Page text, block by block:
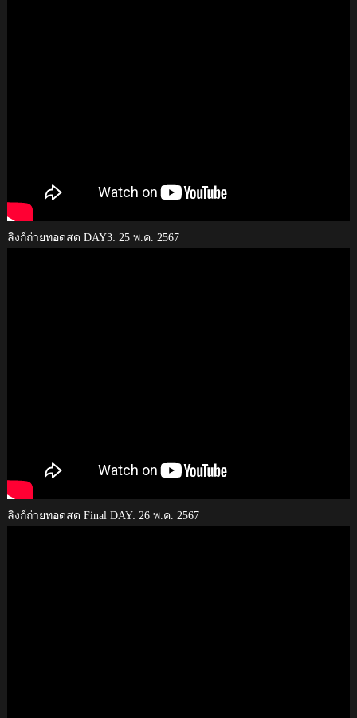
ลิงก์ถ่ายทอดสด DAY3: 25 พ.ค. 2567
ลิงก์ถ่ายทอดสด Final DAY: 26 พ.ค. 2567